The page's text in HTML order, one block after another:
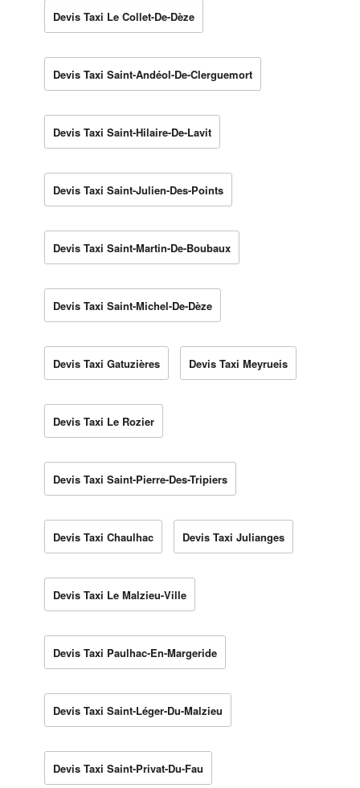
Devis Taxi Le Collet-De-Dèze
Devis Taxi Saint-Andéol-De-Clerguemort
Devis Taxi Saint-Hilaire-De-Lavit
Devis Taxi Saint-Julien-Des-Points
Devis Taxi Saint-Martin-De-Boubaux
Devis Taxi Saint-Michel-De-Dèze
Devis Taxi Gatuzières Devis Taxi Meyrueis
Devis Taxi Le Rozier
Devis Taxi Saint-Pierre-Des-Tripiers
Devis Taxi Chaulhac Devis Taxi Julianges
Devis Taxi Le Malzieu-Ville
Devis Taxi Paulhac-En-Margeride
Devis Taxi Saint-Léger-Du-Malzieu
Devis Taxi Saint-Privat-Du-Fau